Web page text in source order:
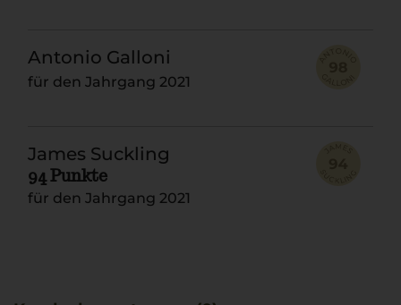
Antonio Galloni
für den Jahrgang 2021
James Suckling
94 Punkte
für den Jahrgang 2021